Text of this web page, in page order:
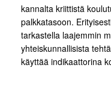
kannalta kriittistä
palkkatasoon.
tarkastella laajemmin
yhteiskunnallisista
käyttää indikaattorina